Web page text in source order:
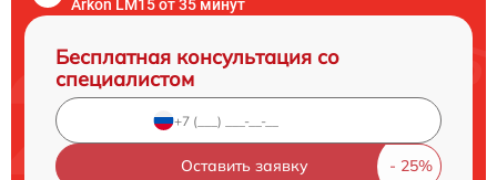
Arkon LM15 от 35 минут
Бесплатная консультация со
специалистом
Оставить заявку